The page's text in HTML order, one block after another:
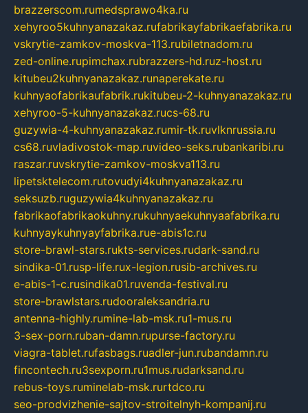
brazzerscom.rumedsprawo4ka.ru
xehyroo5kuhnyanazakaz.rufabrikayfabrikaefabrika.ru
vskrytie-zamkov-moskva-113.rubiletnadom.ru
zed-online.rupimchax.rubrazzers-hd.ruz-host.ru
kitubeu2kuhnyanazakaz.runaperekate.ru
kuhnyaofabrikaufabrik.rukitubeu-2-kuhnyanazakaz.ru
xehyroo-5-kuhnyanazakaz.rucs-68.ru
guzywia-4-kuhnyanazakaz.rumir-tk.ruvlknrussia.ru
cs68.ruvladivostok-map.ruvideo-seks.rubankaribi.ru
raszar.ruvskrytie-zamkov-moskva113.ru
lipetsktelecom.rutovudyi4kuhnyanazakaz.ru
seksuzb.ruguzywia4kuhnyanazakaz.ru
fabrikaofabrikaokuhny.rukuhnyaekuhnyaafabrika.ru
kuhnyaykuhnyayfabrika.rue-abis1c.ru
store-brawl-stars.rukts-services.rudark-sand.ru
sindika-01.rusp-life.rux-legion.rusib-archives.ru
e-abis-1-c.rusindika01.ruvenda-festival.ru
store-brawlstars.rudooraleksandria.ru
antenna-highly.rumine-lab-msk.ru1-mus.ru
3-sex-porn.ruban-damn.rupurse-factory.ru
viagra-tablet.rufasbags.ruadler-jun.rubandamn.ru
fincontech.ru3sexporn.ru1mus.rudarksand.ru
rebus-toys.ruminelab-msk.rurtdco.ru
seo-prodvizhenie-sajtov-stroitelnyh-kompanij.ru